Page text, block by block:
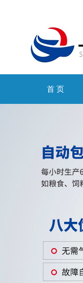
首 页